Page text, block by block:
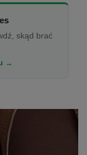
skąd brać
→